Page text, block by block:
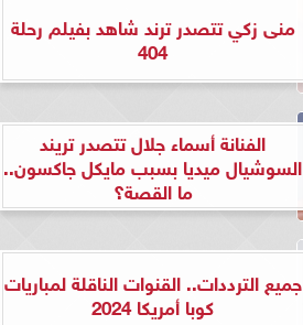
منى زكي تتصدر ترند شاهد بفيلم رحلة
404
الفنانة أسماء جلال تتصدر تريند
السوشيال ميديا بسبب مايكل جاكسون..
ما القصة؟
جميع الترددات.. القنوات الناقلة لمباريات
كوبا أمريكا 2024